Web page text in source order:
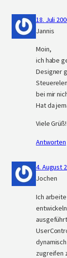
18. Juli
Jannis
Moin,
ich habe
Designer
bei mir
Hat da
Viele Grüß!
Antworten
4. August
Jochen
Ich
zugreifen